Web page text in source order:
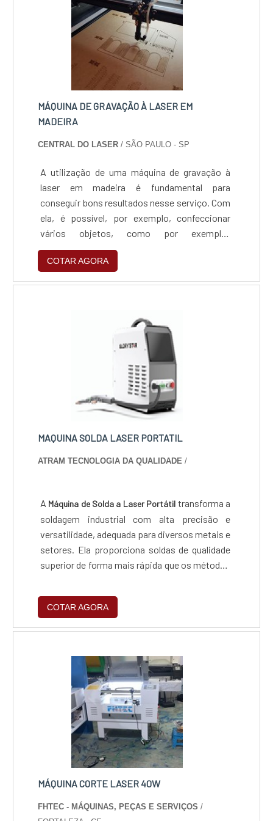
milimétrica.
MÁQUINA DE GRAVAÇÃO À LASER EM
MADEIRA
CENTRAL DO LASER / SÃO PAULO - SP
A utilização de uma máquina de gravação à
laser em madeira é fundamental para
conseguir bons resultados nesse serviço. Com
ela, é possível, por exemplo, confeccionar
vários objetos, como por exemplo:
Brinquedos; Artesanato; Lembranças; Artigos
para presentes; Artigos de natal; Pisos
personalizados em madeira; Maquetes.Os
aplicações e dependendo do tipo de m....
COTAR AGORA
MAQUINA SOLDA LASER PORTATIL
ATRAM TECNOLOGIA DA QUALIDADE /
A Máquina de Solda a Laser Portátil transforma a
soldagem industrial com alta precisão e
versatilidade, adequada para diversos metais e
setores. Ela proporciona soldas de qualidade
superior de forma mais rápida que os métodos
aumentando a produtividade. Seu design
compacto permite fácil automação e
integração nas fábricas, enquanto sua
ambiente mais ecológico, tornando-a uma
solução ideal para empresas que buscam
inovação e excelência.
COTAR AGORA
MÁQUINA CORTE LASER 40W
FHTEC - MÁQUINAS, PEÇAS E SERVIÇOS /